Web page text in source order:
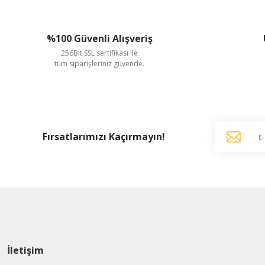
Fanex 35x35 cm PSTK 250-2A 2900 D/D 380 V Trifaze Kare Kasa
%100 Güvenli Alışveriş
256Bit SSL sertifikası ile
tüm siparişleriniz güvende.
Fırsatlarımızı Kaçırmayın!
İletişim